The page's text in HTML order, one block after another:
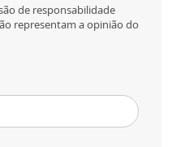
de responsabilidade
representam a opinião do